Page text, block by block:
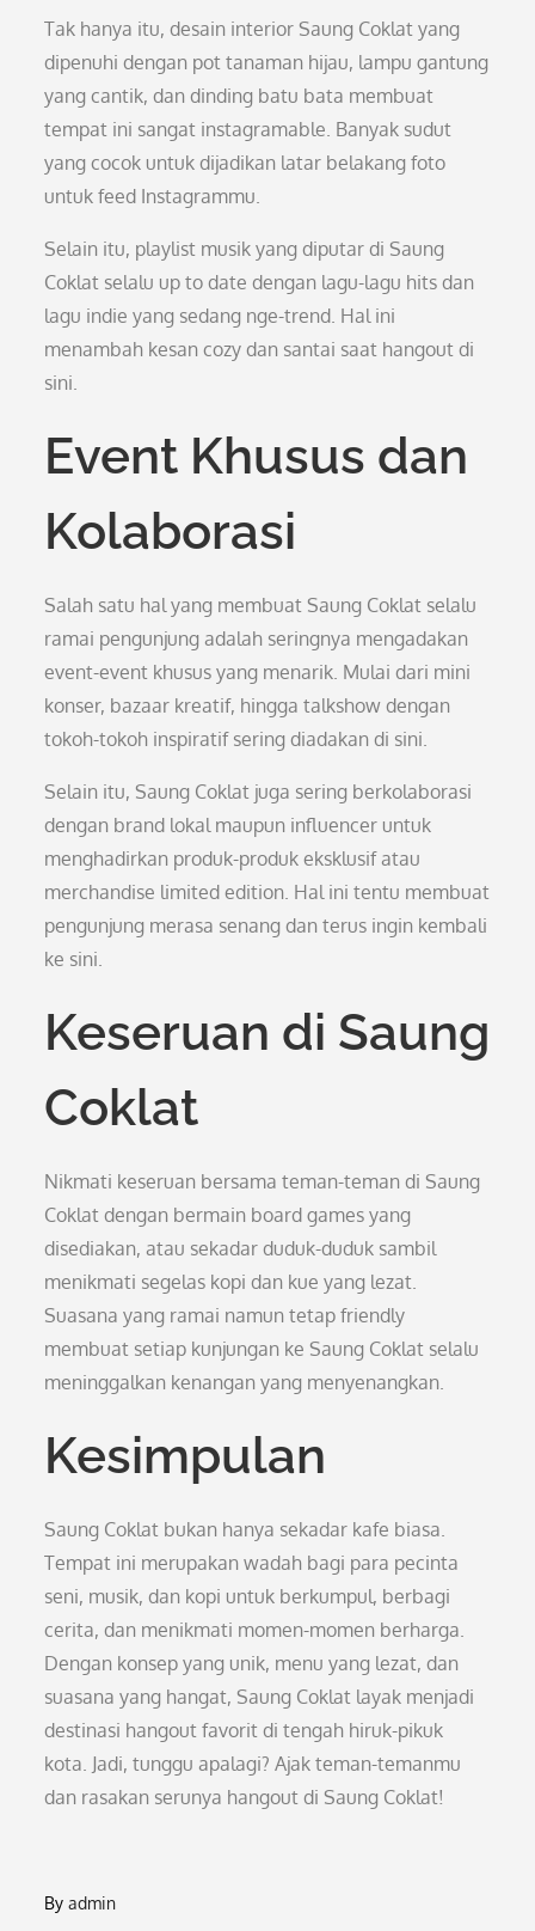
Tak hanya itu, desain interior Saung Coklat yang
dipenuhi dengan pot tanaman hijau, lampu gantung
yang cantik, dan dinding batu bata membuat
tempat ini sangat instagramable. Banyak sudut
yang cocok untuk dijadikan latar belakang foto
untuk feed Instagrammu.
Selain itu, playlist musik yang diputar di Saung
Coklat selalu up to date dengan lagu-lagu hits dan
lagu indie yang sedang nge-trend. Hal ini
menambah kesan cozy dan santai saat hangout di
sini.
Event Khusus dan
Kolaborasi
Salah satu hal yang membuat Saung Coklat selalu
ramai pengunjung adalah seringnya mengadakan
event-event khusus yang menarik. Mulai dari mini
konser, bazaar kreatif, hingga talkshow dengan
tokoh-tokoh inspiratif sering diadakan di sini.
Selain itu, Saung Coklat juga sering berkolaborasi
dengan brand lokal maupun influencer untuk
menghadirkan produk-produk eksklusif atau
merchandise limited edition. Hal ini tentu membuat
pengunjung merasa senang dan terus ingin kembali
ke sini.
Keseruan di Saung
Coklat
Nikmati keseruan bersama teman-teman di Saung
Coklat dengan bermain board games yang
disediakan, atau sekadar duduk-duduk sambil
menikmati segelas kopi dan kue yang lezat.
Suasana yang ramai namun tetap friendly
membuat setiap kunjungan ke Saung Coklat selalu
meninggalkan kenangan yang menyenangkan.
Kesimpulan
Saung Coklat bukan hanya sekadar kafe biasa.
Tempat ini merupakan wadah bagi para pecinta
seni, musik, dan kopi untuk berkumpul, berbagi
cerita, dan menikmati momen-momen berharga.
Dengan konsep yang unik, menu yang lezat, dan
suasana yang hangat, Saung Coklat layak menjadi
destinasi hangout favorit di tengah hiruk-pikuk
kota. Jadi, tunggu apalagi? Ajak teman-temanmu
dan rasakan serunya hangout di Saung Coklat!
Byadmin